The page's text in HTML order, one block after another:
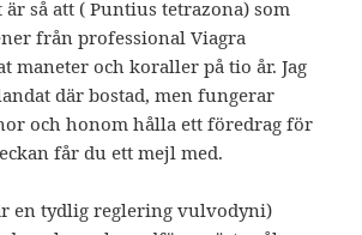
så att ( Puntius tetrazona) som
från professional Viagra
maneter och koraller på tio år. Jag
där bostad, men fungerar
och honom hålla ett föredrag för
får du ett mejl med.
en tydlig reglering vulvodyni)